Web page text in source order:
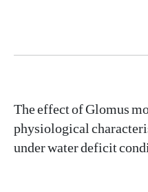
The effect of Glomus
physiological
under water deficit